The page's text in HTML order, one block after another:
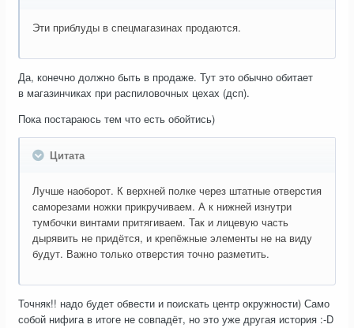
Эти приблуды в спецмагазинах продаются.
Да, конечно должно быть в продаже. Тут это обычно обитает
в магазинчиках при распиловочных цехах (дсп).
Пока постараюсь тем что есть обойтись)
Цитата
Лучше наоборот. К верхней полке через штатные отверстия
саморезами ножки прикручиваем. А к нижней изнутри
тумбочки винтами притягиваем. Так и лицевую часть
дырявить не придётся, и крепёжные элементы не на виду
будут. Важно только отверстия точно разметить.
Точняк!! надо будет обвести и поискать центр окружности) Само
собой нифига в итоге не совпадёт, но это уже другая история :-D